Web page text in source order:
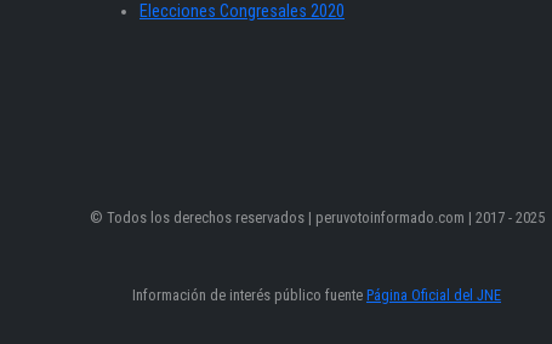
Elecciones Congresales 2020
© Todos los derechos reservados | peruvotoinformado.com | 2017 - 2025
Información de interés público fuente Página Oficial del JNE